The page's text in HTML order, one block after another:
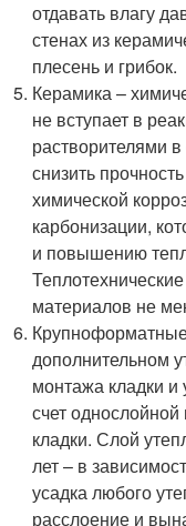
отдавать влагу
стенах из
плесень и грибок.
Керамика –
не вступает в
растворителями
снизить
химической
карбонизации,
и повышению
материалов не
дополнительном
монтажа кладки и
счет
кладки. Слой
лет – в
усадка любого
расслоение и